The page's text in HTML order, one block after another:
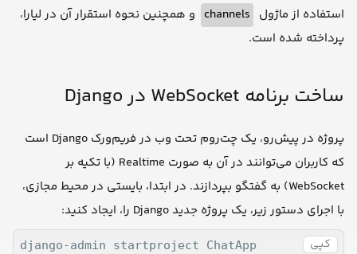
استفاده از ماژول channels و همچنین نحوه استقرار آن در لیارا،
پرداخته شده است.
ساخت برنامه WebSocket در Django
پروژه‌ در پیش‌رو، یک چت‌روم تحت وب در فریم‌ورک Django است
که کاربران می‌توانند در آن به صورت Realtime (با تکیه بر
WebSocket) به گفتگو بپردازند. در ابتدا، بایستی در محیط مجازی،
با اجرای دستور زیر، یک پروژه جدید Django را، ایجاد کنید:
کپی django-admin startproject ChatApp